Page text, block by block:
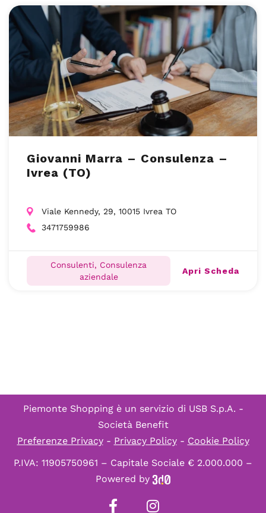
Giovanni Marra – Consulenza –
Ivrea (TO)
Viale Kennedy, 29, 10015 Ivrea TO
3471759986
Consulenti, Consulenza
aziendale
Apri Scheda
Piemonte Shopping è un servizio di USB S.p.A. -
Società Benefit
Preferenze Privacy- Privacy Policy- Cookie Policy
P.IVA: 11905750961 – Capitale Sociale € 2.000.000 –
Powered by